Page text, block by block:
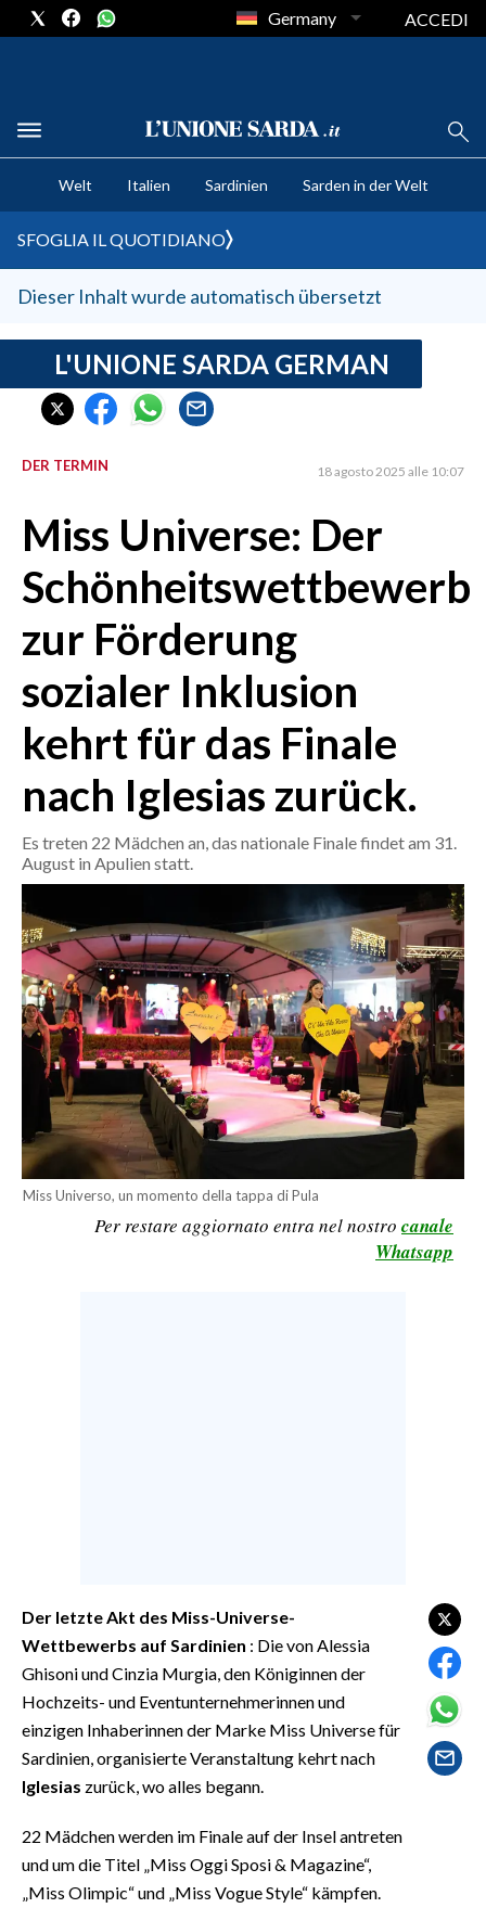
CRONACA SARDEGNA
CAGLIARI
SULCIS IGLESIENTE
MEDIO CAMPIDANO
SASSARI E PROVINCIA
GALLURA
NUORO E PROVINCIA
CRONACA
ITALIA
MONDO
POLITICA
ECONOMIA
SERVIZI ALLE IMPRESE
LAVORO
SPORT IN SARDEGNA
SPORT
RISULTATI E CLASSIFICHE
CALCIO
CALCIO REGIONALE
BASKET
VOLLEY
MOTORI
TENNIS
ALTRI SPORT
FOTO
VIDEO
INFO AZIENDE
ABBONATI
ANNUNCI
NECROLOGI
PUBBLICITÀ
SPIAGGE
Germany ACCEDI
Welt Italien Sardinien Sarden in der Welt
SFOGLIA IL QUOTIDIANO
Dieser Inhalt wurde automatisch übersetzt
L'UNIONE SARDA GERMAN
DER TERMIN 18 agosto 2025 alle 10:07
Miss Universe: Der
Schönheitswettbewerb
zur Förderung
sozialer Inklusion
kehrt für das Finale
nach Iglesias zurück.
Es treten 22 Mädchen an, das nationale Finale findet am 31.
August in Apulien statt.
Miss Universo, un momento della tappa di Pula
Per restare aggiornato entra nel nostro canale
Whatsapp
Der letzte Akt des Miss-Universe-
Wettbewerbs auf Sardinien : Die von Alessia
Ghisoni und Cinzia Murgia, den Königinnen der
Hochzeits- und Eventunternehmerinnen und
einzigen Inhaberinnen der Marke Miss Universe für
Sardinien, organisierte Veranstaltung kehrt nach
Iglesias zurück, wo alles begann.
22 Mädchen werden im Finale auf der Insel antreten
und um die Titel „Miss Oggi Sposi & Magazine“,
„Miss Olimpic“ und „Miss Vogue Style“ kämpfen.